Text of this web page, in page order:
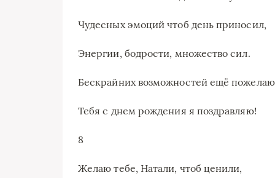
Чудесных эмоций чтоб день приносил,
Энергии, бодрости, множество сил.
Бескрайних возможностей ещё
Тебя с днем рождения я поздравляю!
8
Желаю тебе, Натали, чтоб ценили,